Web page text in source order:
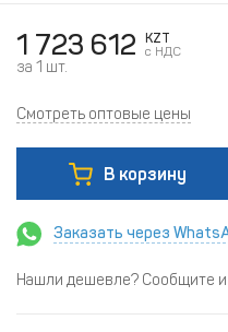
1 723 612
KZT
c НДС
за 1 шт.
Смотреть оптовые цены
В корзину
Заказать через
Нашли дешевле? Сообщите и